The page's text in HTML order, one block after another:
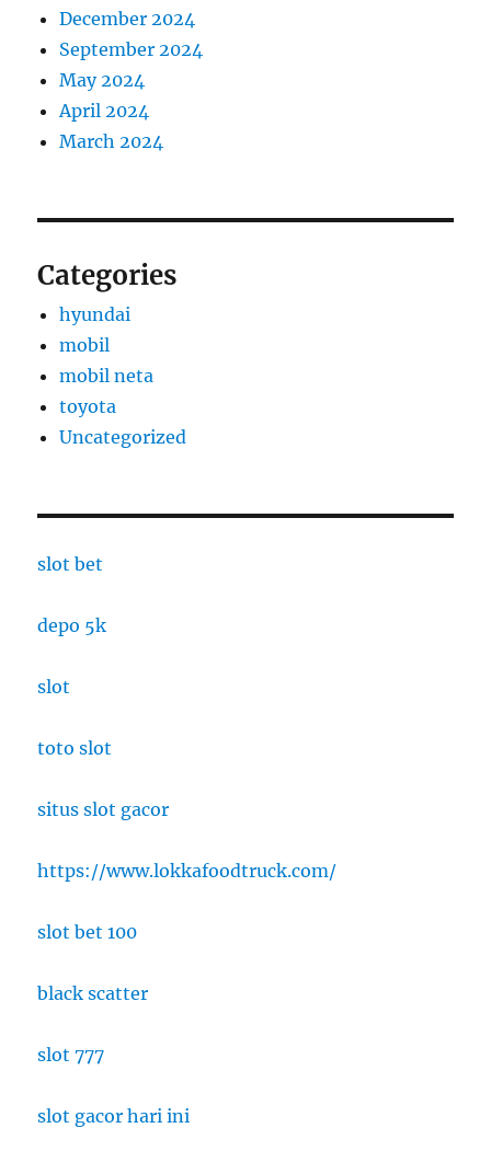
December 2024
September 2024
May 2024
April 2024
March 2024
Categories
hyundai
mobil
mobil neta
toyota
Uncategorized
slot bet
depo 5k
slot
toto slot
situs slot gacor
https://www.lokkafoodtruck.com/
slot bet 100
black scatter
slot 777
slot gacor hari ini